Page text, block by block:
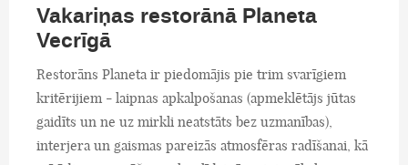
Vakariņas restorānā Planeta
Vecrīgā
Restorāns Planeta ir piedomājis pie trim svarīgiem
kritērijiem - laipnas apkalpošanas (apmeklētājs jūtas
gaidīts un ne uz mirkli neatstāts bez uzmanības),
interjera un gaismas pareizās atmosfēras radīšanai, kā